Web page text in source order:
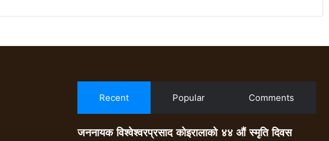
Recent Popular Comments
जननायक विश्वेश्वरप्रसाद कोइरालाको ४४ औं स्मृति दिवस